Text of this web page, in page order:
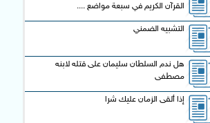
القرآن الكريم في سبعة مواضع ....
التشبيه الضمني
هل ندم السلطان سليمان على قتله لابنه
مصطفى
إذا ألقى الزمان عليك شرا